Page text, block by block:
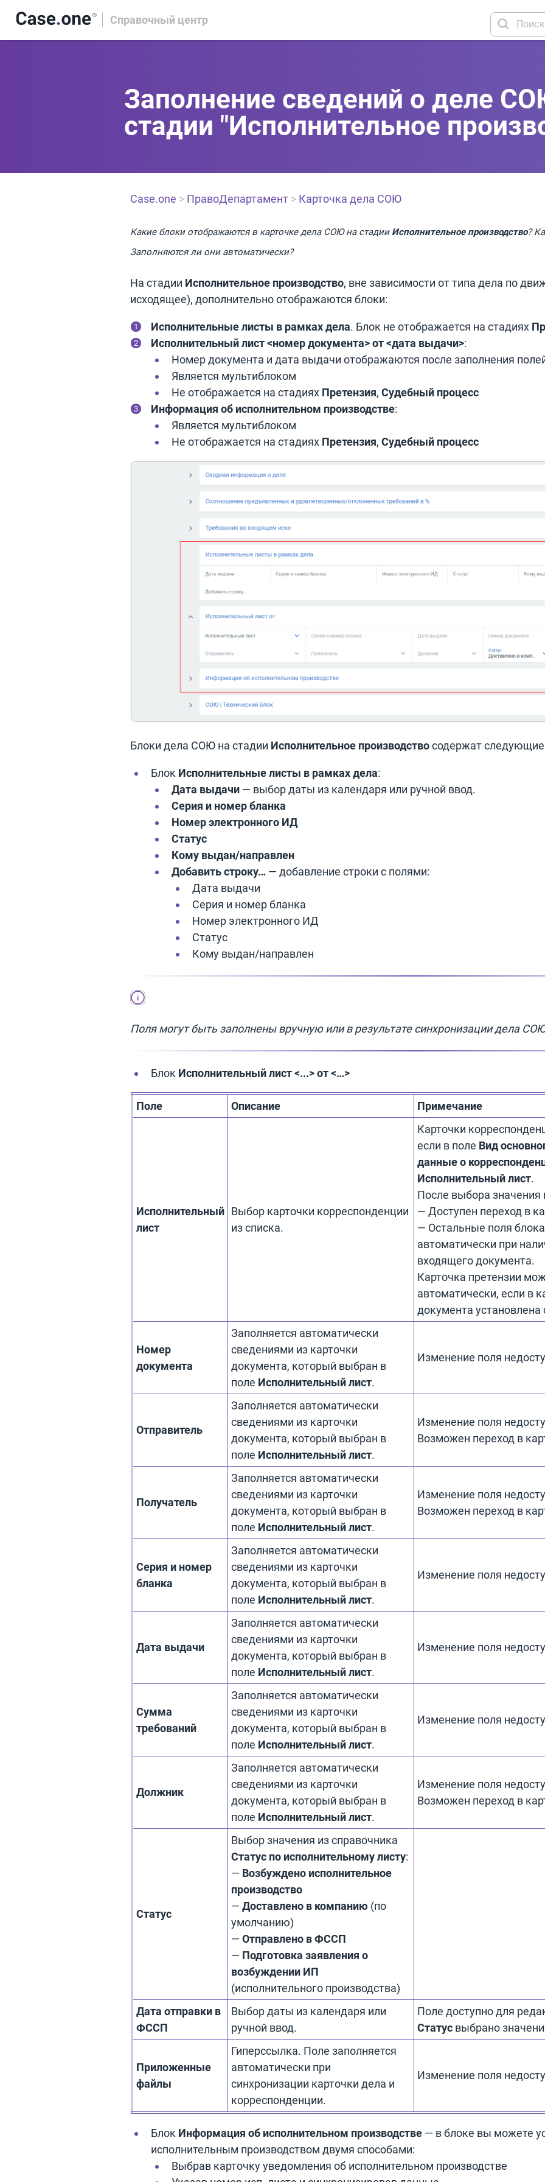
Справочный центр
Заполнение сведений о деле
стадии "Исполнительное
Case.one > ПравоДепартамент > Карточка дела СОЮ
Какие блоки отображаются в карточке дела СОЮ на стадии Исполнительное производство?
Заполняются ли они автоматически?
На стадии Исполнительное производство, вне зависимости от типа дела по
исходящее), дополнительно отображаются блоки:
Исполнительные листы в рамках дела. Блок не отображается на стадиях
Исполнительный лист <номер документа> от <дата выдачи>:
Номер документа и дата выдачи отображаются после заполнения
Является мультиблоком
Не отображается на стадиях Претензия, Судебный процесс
Информация об исполнительном производстве:
Является мультиблоком
Не отображается на стадиях Претензия, Судебный процесс
Блоки дела СОЮ на стадии Исполнительное производствосодержат
Блок Исполнительные листы в рамках дела:
Дата выдачи — выбор даты из календаря или ручной ввод.
Серия и номер бланка
Номер электронного ИД
Статус
Кому выдан/направлен
Добавить строку… — добавление строки с полями:
Дата выдачи
Серия и номер бланка
Номер электронного ИД
Статус
Кому выдан/направлен
Поля могут быть заполнены вручную или в результате синхронизации дела
Блок Исполнительный лист <...> от <…>
Поле Описание Примечание
Исполнительный
лист
Выбор карточки корреспонденции
из списка.
Карточки
если в поле Вид
данные о
Исполнительный лист.
После выбора значения
— Доступен переход в
— Остальные поля
автоматически при
входящего документа.
Карточка претензии
автоматически, если в
документа
Номер
документа
Заполняется автоматически
сведениями из карточки
документа, который выбран в
поле Исполнительный лист.
Изменение поля
Отправитель
Заполняется автоматически
сведениями из карточки
документа, который выбран в
поле Исполнительный лист.
Изменение поля
Возможен переход в
Получатель
Заполняется автоматически
сведениями из карточки
документа, который выбран в
поле Исполнительный лист.
Изменение поля
Возможен переход в
Серия и номер
бланка
Заполняется автоматически
сведениями из карточки
документа, который выбран в
поле Исполнительный лист.
Изменение поля
Дата выдачи
Заполняется автоматически
сведениями из карточки
документа, который выбран в
поле Исполнительный лист.
Изменение поля
Сумма
требований
Заполняется автоматически
сведениями из карточки
документа, который выбран в
поле Исполнительный лист.
Изменение поля
Должник
Заполняется автоматически
сведениями из карточки
документа, который выбран в
поле Исполнительный лист.
Изменение поля
Возможен переход в
Статус
Выбор значения из справочника
Статус по исполнительному листу:
— Возбуждено исполнительное
производство
— Доставлено в компанию (по
умолчанию)
— Отправлено в ФССП
— Подготовка заявления о
возбуждении ИП
(исполнительного производства)
Дата отправки в
ФССП
Выбор даты из календаря или
ручной ввод.
Поле доступно для
Статус выбрано
Приложенные
файлы
Гиперссылка. Поле заполняется
автоматически при
синхронизации карточки дела и
корреспонденции.
Изменение поля
Блок Информация об исполнительном производстве — в блоке вы можете
исполнительным производством двумя способами:
Выбрав карточку уведомления об исполнительном производстве